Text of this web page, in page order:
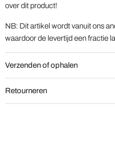
over dit product!
NB: Dit artikel wordt vanuit ons
waardoor de levertijd een fractie
Verzenden of ophalen
Retourneren